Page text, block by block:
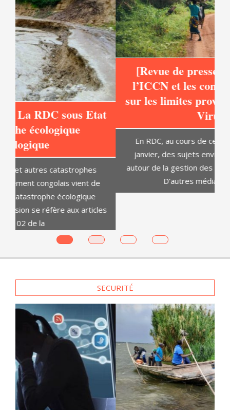
[Revue de presse] : Entente entre
l’ICCN et les communautés locales
sur les limites provisoires du Parc des
Virunga
En RDC, au cours de cette semaine du 8 au 14
janvier, des sujets environnementaux tournent
autour de la gestion des limites du parc de Virunga.
D’autres médias sont revenus
SECURITÉ